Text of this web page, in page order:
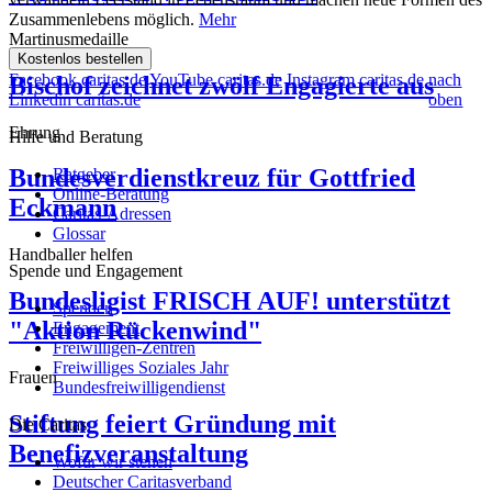
Martinusmedaille
Bischof zeichnet zwölf Engagierte aus
Ehrung
Bundesverdienstkreuz für Gottfried
Eckmann
Handballer helfen
Bundesligist FRISCH AUF! unterstützt
"Aktion Rückenwind"
Frauen
Stiftung feiert Gründung mit
Benefizveranstaltung
Zusammenlebens möglich. Mehr
Kostenlos bestellen
Facebook caritas.deYouTube caritas.de Instagram caritas.de
Linkedin caritas.de
nach
oben
Hilfe und Beratung
Ratgeber
Online-Beratung
Caritas-Adressen
Glossar
Spende und Engagement
Spenden
Engagement
Freiwilligen-Zentren
Freiwilliges Soziales Jahr
Bundesfreiwilligendienst
Die Caritas
Wofür wir stehen
Deutscher Caritasverband